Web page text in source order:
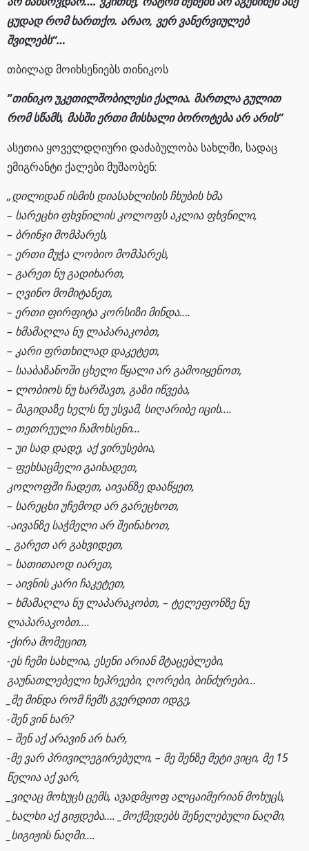
ცუდად რომ ხართქო. არაო, ვერ ვანერვიულებ
შვილებს“…
თბილად მოიხსენიებს თინიკოს
”თინიკო უკეთილშობილესი ქალია. მართლა გულით
რომ სწამს, მასში ერთი მისხალი ბოროტება არ არის“
ასეთია ყოველდღიური დაძაბულობა სახლში, სადაც
ემიგრანტი ქალები მუშაობენ:
„დილიდან ისმის დიასახლისის ჩხუბის ხმა
– სარეცხი ფხვნილის კოლოფს აკლია ფხვნილი,
– ბრინჯი მომპარეს,
– ერთი მუჭა ლობიო მომპარეს,
– გარეთ ნუ გადიხართ,
– ღვინო მომიტანეთ,
– ერთი ფირფიტა კორსიზი მინდა….
– ხმამაღლა ნუ ლაპარაკობთ,
– კარი ფრთხილად დაკეტეთ,
– სააბაზანოში ცხელი წყალი არ გამოიყენოთ,
– ლობიოს ნუ ხარშავთ, გაზი იწვება,
– მაგიდაზე ხელს ნუ უსვამ, სიღარიბე იცის….
– თეთრეული ჩამოხსენი…
– უი სად დადე, აქ ვირუსებია,
– ფეხსაცმელი გაიხადეთ,
კოლოფში ჩადეთ, აივანზე დააწყეთ,
– სარეცხი უჩემოდ არ გარეცხოთ,
-აივანზე საჭმელი არ შეინახოთ,
_ გარეთ არ გახვიდეთ,
– სათითაოდ იარეთ,
– აივნის კარი ჩაკეტეთ,
– ხმამაღლა ნუ ლაპარაკობთ, – ტელეფონზე ნუ
ლაპარაკობთ….
-ქირა მომეცით,
-ეს ჩემი სახლია, ესენი არიან მტაცებლები,
გაუნათლებელი ხეპრეები, ღორები, ბინძურები…
_მე მინდა რომ ჩემს გვერდით იდგე,
-შენ ვინ ხარ?
– შენ აქ არავინ არ ხარ,
-მე ვარ პრივილეგირებული, – მე შენზე მეტი ვიცი, მე 15
წელია აქ ვარ,
_ვიღაც მოხუცს ცემს, ავადმყოფ ალცაიმერიან მოხუცს,
_ხალხი აქ გიჟდება…. _მოქმედებს შენელებული ნაღმი,
_სიგიჟის ნაღმი….